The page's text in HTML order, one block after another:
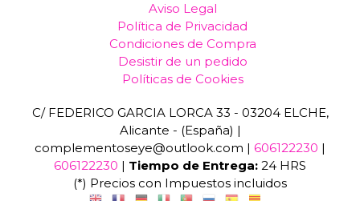
Aviso Legal
Política de Privacidad
Condiciones de Compra
Desistir de un pedido
Políticas de Cookies
C/ FEDERICO GARCIA LORCA 33 - 03204 ELCHE,
Alicante - (España) |
complementoseye@outlook.com | 606122230 |
606122230 | Tiempo de Entrega: 24 HRS
(*) Precios con Impuestos incluidos